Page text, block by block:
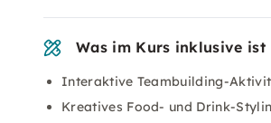
Was im Kurs inklusive ist
Interaktive Teambuilding-
Kreatives Food- und Drink-